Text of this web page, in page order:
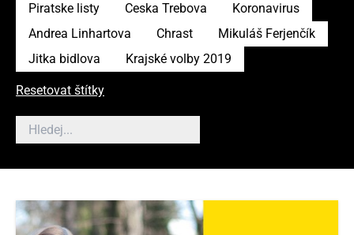
Piratske listy
Ceska Trebova
Koronavirus
Andrea Linhartova
Chrast
Mikuláš Ferjenčík
Jitka bidlova
Krajské volby 2019
Resetovat štítky